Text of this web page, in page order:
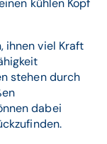
kühlen Kopf
ihnen viel Kraft
stehen durch
dabei